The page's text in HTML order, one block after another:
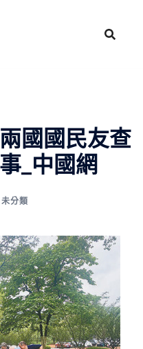
國國民友查
_中國網
未分類